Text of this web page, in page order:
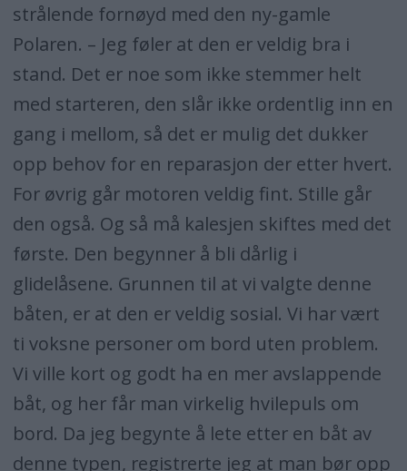
strålende fornøyd med den ny-gamle
Polaren. – Jeg føler at den er veldig bra i
stand. Det er noe som ikke stemmer helt
med starteren, den slår ikke ordentlig inn en
gang i mellom, så det er mulig det dukker
opp behov for en reparasjon der etter hvert.
For øvrig går motoren veldig fint. Stille går
den også. Og så må kalesjen skiftes med det
første. Den begynner å bli dårlig i
glidelåsene. Grunnen til at vi valgte denne
båten, er at den er veldig sosial. Vi har vært
ti voksne personer om bord uten problem.
Vi ville kort og godt ha en mer avslappende
båt, og her får man virkelig hvilepuls om
bord. Da jeg begynte å lete etter en båt av
denne typen, registrerte jeg at man bør opp